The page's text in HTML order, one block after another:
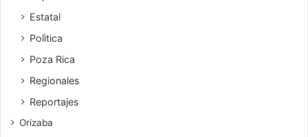
Estatal
Polìtica
Poza Rica
Regionales
Reportajes
Orizaba